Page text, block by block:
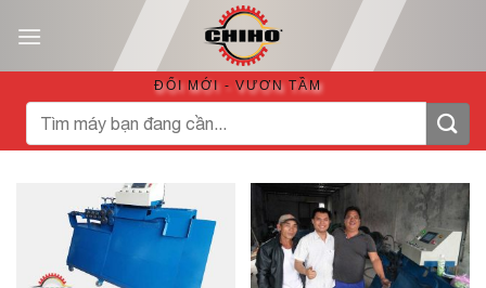
qua
ĐỔI MỚI - VƯƠN TẦM
Tìm
kiếm: